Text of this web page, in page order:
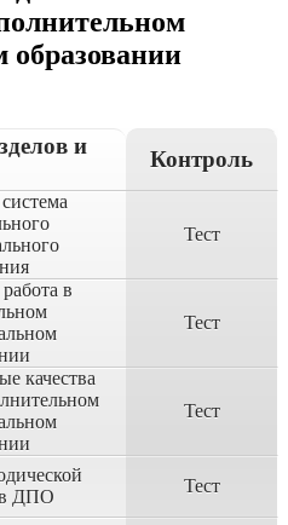
образовании
и
Контроль
Тест
в
Тест
качества
Тест
в ДПО
Тест